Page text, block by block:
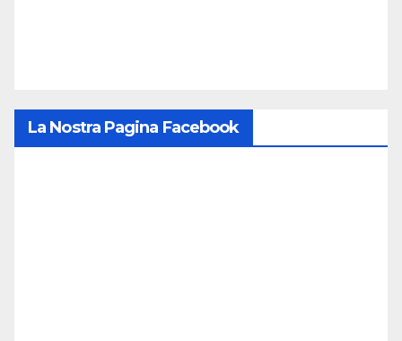
La Nostra Pagina Facebook